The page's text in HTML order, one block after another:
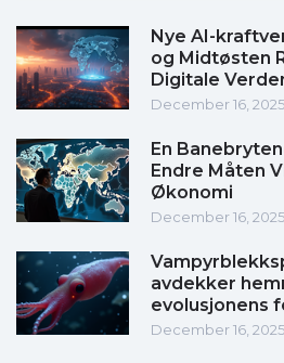
Nye AI-
og Midtøsten
Digitale
December 16, 2025
En
Endre Måten
Økonomi
December 16, 2025
avdekker
evolusjonens
December 16, 2025